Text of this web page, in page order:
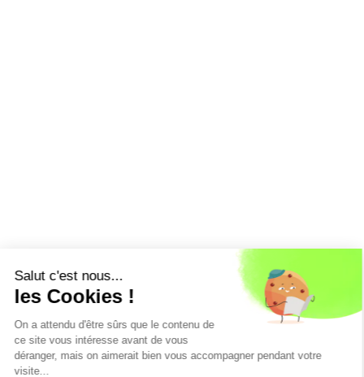
Salut c'est nous...
les Cookies !
On a attendu d'être sûrs que le contenu de
ce site vous intéresse avant de vous
déranger, mais on aimerait bien vous accompagner pendant votre
visite...